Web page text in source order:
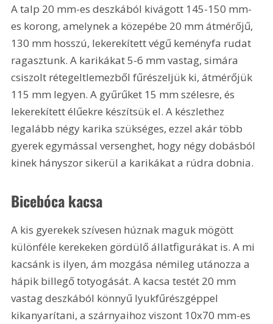
A talp 20 mm-es deszkából kivágott 145-150 mm-
es korong, amelynek a közepébe 20 mm átmérőjű,
130 mm hosszú, lekerekített végű keményfa rudat
ragasztunk. A karikákat 5-6 mm vastag, simára
csiszolt rétegeltlemezből fűrészeljük ki, átmérőjük
115 mm legyen. A gyűrűket 15 mm szélesre, és
lekerekített élűekre készítsük el. A készlethez
legalább négy karika szükséges, ezzel akár több
gyerek egymással versenghet, hogy négy dobásból
kinek hányszor sikerül a karikákat a rúdra dobnia.
Bicebóca kacsa
A kis gyerekek szívesen húznak maguk mögött
különféle kerekeken gördülő állatfigurákat is. A mi
kacsánk is ilyen, ám mozgása némileg utánozza a
hápik billegő totyogását. A kacsa testét 20 mm
vastag deszkából könnyű lyukfűrészgéppel
kikanyarítani, a szárnyaihoz viszont 10x70 mm-es